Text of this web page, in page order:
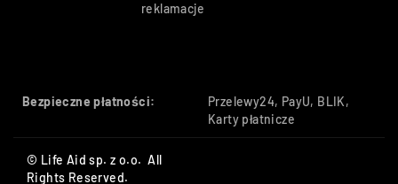
reklamacje
Bezpieczne płatności:
Przelewy24, PayU, BLIK,
Karty płatnicze
© Life Aid sp. z o.o. All
Rights Reserved.